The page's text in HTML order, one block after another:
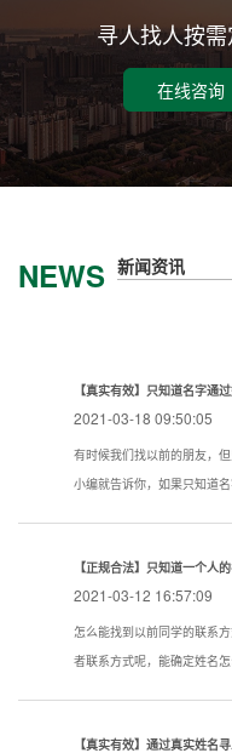
寻人找人按
在线咨询
NEWS 新闻资讯
【真实有效】只知道名字通
2021-03-18 09:50:05
有时候我们找以前的朋友，
小编就告诉你，如果只知道
【正规合法】只知道一个人
2021-03-12 16:57:09
怎么能找到以前同学的联系
者联系方式呢，能确定姓名
【真实有效】通过真实姓名